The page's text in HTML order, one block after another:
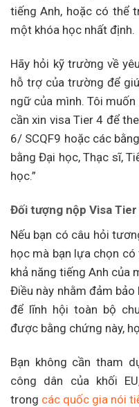
tiếng Anh, hoặc có thể
một khóa học nhất định.
Hãy hỏi kỹ trường về
hỗ trợ của trường để
ngữ của mình. Tôi
cần xin visa Tier 4 để
6/ SCQF9 hoặc các
bằng Đại học, Thạc sĩ,
học.”
Đối tượng nộp Visa Tier
Nếu bạn có câu hỏi
học mà bạn lựa chọn
khả năng tiếng Anh của
Điều này nhằm đảm
để lĩnh hội toàn bộ
được bằng chứng này,
Bạn không cần tham
công dân của khối
trong các quốc gia nói